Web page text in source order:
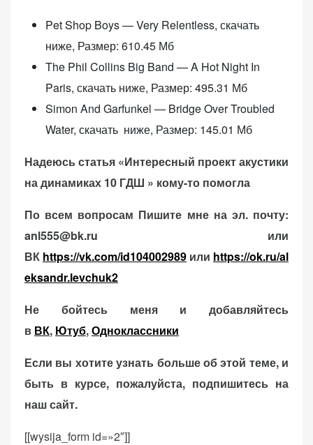
Pet Shop Boys — Very Relentless, скачать
ниже, Размер: 610.45 Мб
The Phil Collins Big Band — A Hot Night In
Paris, скачать ниже, Размер: 495.31 Мб
Simon And Garfunkel — Bridge Over Troubled
Water, скачать ниже, Размер: 145.01 Мб
Надеюсь статья «Интересный проект акустики
на динамиках 10 ГДШ » кому-то помогла
По всем вопросам Пишите мне на эл. почту:
anl555@bk.ru или
ВК https://vk.com/id104002989 или https://ok.ru/al
eksandr.levchuk2
Не бойтесь меня и добавляйтесь
в ВК, Ютуб,Одноклассники
Если вы хотите узнать больше об этой теме, и
быть в курсе, пожалуйста, подпишитесь на
наш сайт.
[[wysija_form id=»2″]]